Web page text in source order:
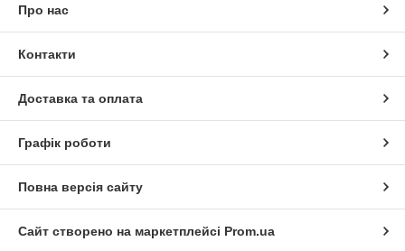
Про нас
Контакти
Доставка та оплата
Графік роботи
Повна версія сайту
Сайт створено на маркетплейсі Prom.ua